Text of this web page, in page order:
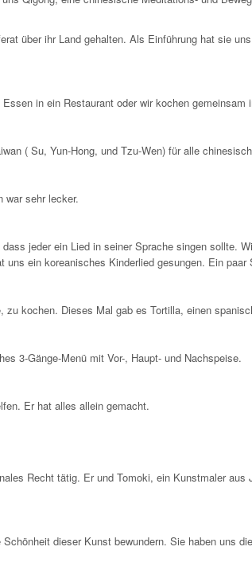
über ihr Land gehalten. Als Einführung hat sie
in ein Restaurant oder wir kochen
( Su, Yun-Hong, und Tzu-Wen) für alle
war sehr lecker.
jeder ein Lied in seiner Sprache singen sollte.
ein koreanisches Kinderlied gesungen. Ein
kochen. Dieses Mal gab es Tortilla, einen
3-Gänge-Menü mit Vor-, Haupt- und Nachspeise.
Er hat alles allein gemacht.
Recht tätig. Er und Tomoki, ein Kunstmaler
dieser Kunst bewundern. Sie haben uns